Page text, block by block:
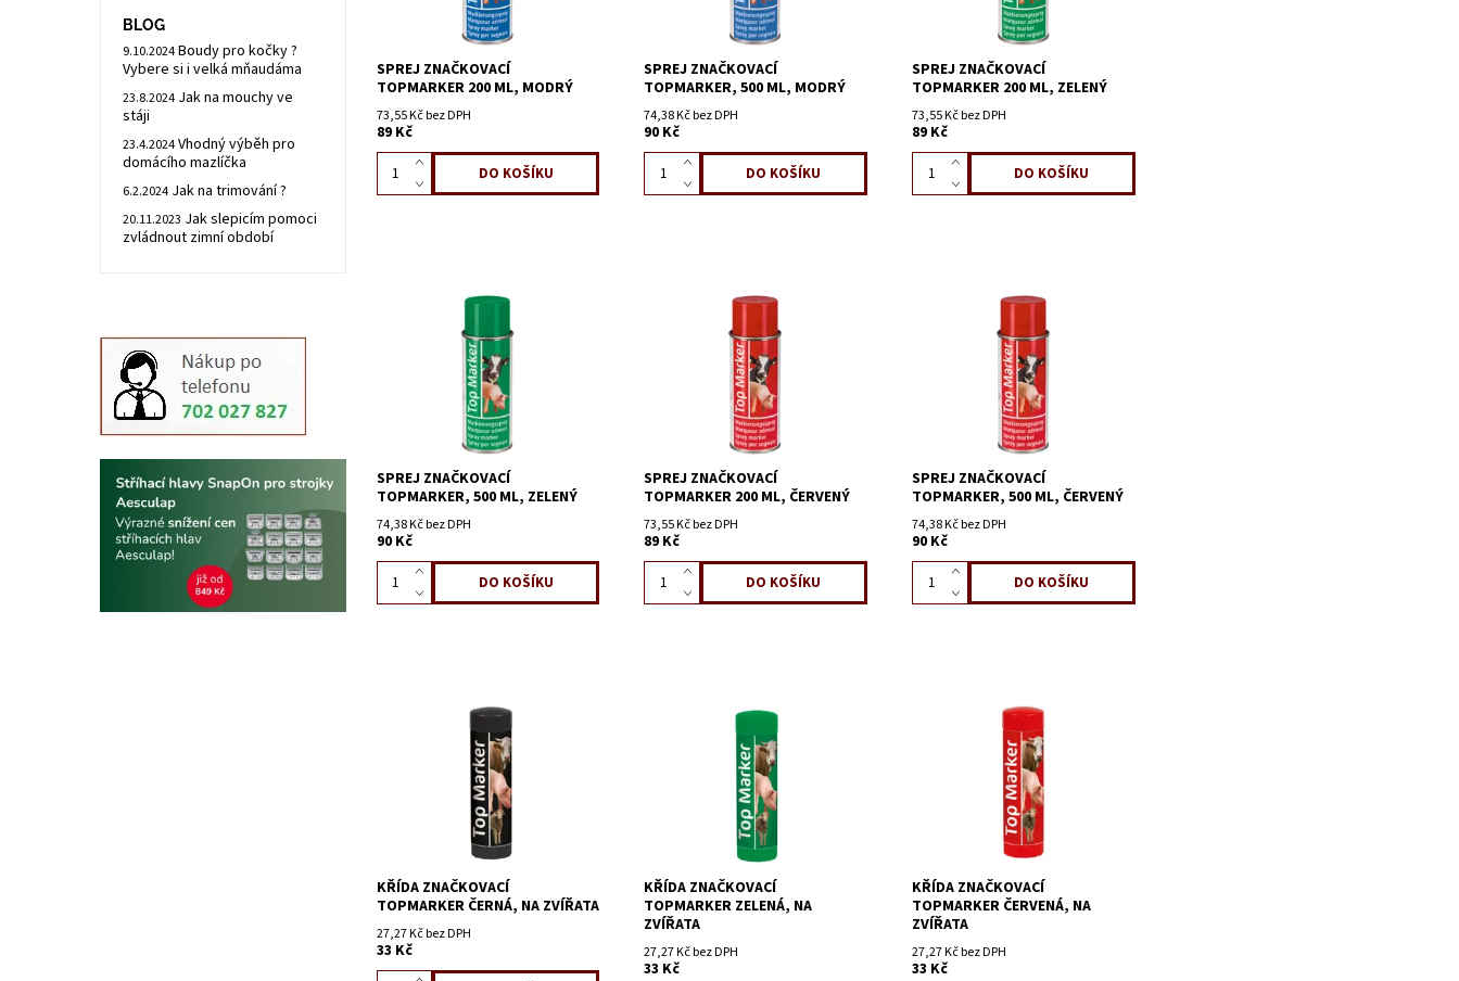
SPREJ ZNAČKOVACÍ
TOPMARKER 200 ML, MODRÝ
73,55 Kč bez DPH
89 Kč
SPREJ ZNAČKOVACÍ
TOPMARKER, 500 ML, MODRÝ
74,38 Kč bez DPH
90 Kč
SPREJ ZNAČKOVACÍ
TOPMARKER 200 ML, ZELENÝ
73,55 Kč bez DPH
89 Kč
SPREJ ZNAČKOVACÍ
TOPMARKER, 500 ML, ZELENÝ
74,38 Kč bez DPH
90 Kč
SPREJ ZNAČKOVACÍ
TOPMARKER 200 ML, ČERVENÝ
73,55 Kč bez DPH
89 Kč
SPREJ ZNAČKOVACÍ
TOPMARKER, 500 ML, ČERVENÝ
74,38 Kč bez DPH
90 Kč
KŘÍDA ZNAČKOVACÍ
TOPMARKER ČERNÁ, NA ZVÍŘATA
27,27 Kč bez DPH
33 Kč
KŘÍDA ZNAČKOVACÍ
TOPMARKER ZELENÁ, NA
ZVÍŘATA
27,27 Kč bez DPH
33 Kč
KŘÍDA ZNAČKOVACÍ
TOPMARKER ČERVENÁ, NA
ZVÍŘATA
27,27 Kč bez DPH
33 Kč
BLOG
9.10.2024Boudy pro kočky ?
Vybere si i velká mňaudáma
23.8.2024 Jak na mouchy ve
stáji
23.4.2024Vhodný výběh pro
domácího mazlíčka
6.2.2024 Jak na trimování ?
20.11.2023 Jak slepicím pomoci
zvládnout zimní období